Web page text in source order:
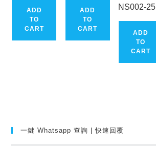
ADD
TO
CART
ADD
TO
CART
NS002-25
ADD
TO
CART
一鍵 Whatsapp 查詢 | 快速回覆